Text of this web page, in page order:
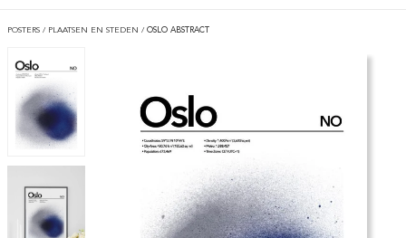
POSTERS / PLAATSEN EN STEDEN / OSLO ABSTRACT